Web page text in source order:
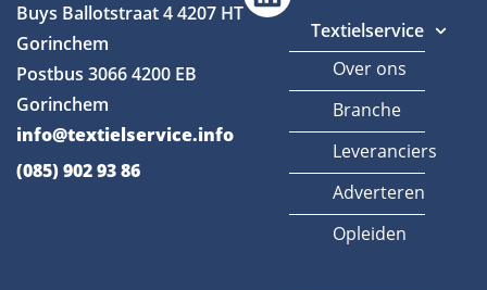
Buys Ballotstraat 44207 HT
Gorinchem
Postbus 30664200 EB
Gorinchem
info@textielservice.info
(085) 902 93 86
Textielservice
Over ons
Branche
Leveranciers
Adverteren
Opleiden